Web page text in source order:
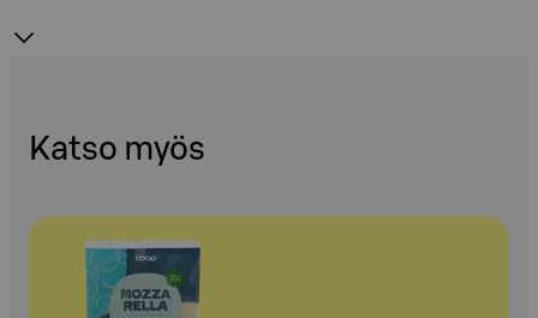
Katso myös